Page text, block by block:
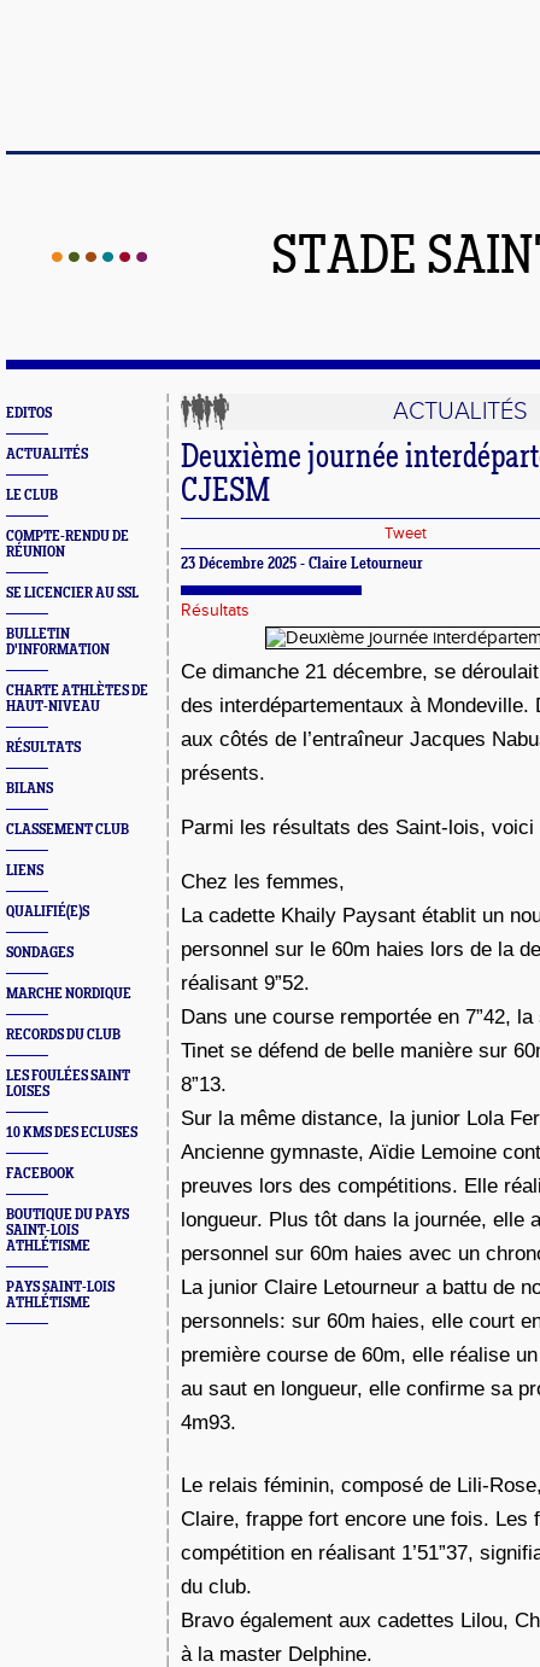
STADE
EDITOS
ACTUALITÉS
LE CLUB
COMPTE-RENDU DE
RÉUNION
SE LICENCIER AU SSL
BULLETIN
D'INFORMATION
CHARTE ATHLÈTES DE
HAUT-NIVEAU
RÉSULTATS
BILANS
CLASSEMENT CLUB
LIENS
QUALIFIÉ(E)S
SONDAGES
MARCHE NORDIQUE
RECORDS DU CLUB
LES FOULÉES SAINT
LOISES
10 KMS DES ECLUSES
FACEBOOK
BOUTIQUE DU PAYS
SAINT-LOIS
ATHLÉTISME
PAYS SAINT-LOIS
ATHLÉTISME
ACTUALITÉS
Deuxième journée
CJESM
Tweet
23 Décembre 2025 - Claire Letourneur
Résultats
Ce dimanche 21 décembre, se
des interdépartementaux à Mondeville.
aux côtés de l’entraîneur Jacques
présents.
Parmi les résultats des Saint-lois,
Chez les femmes,
La cadette Khaily Paysant établit un
personnel sur le 60m haies lors de la
réalisant 9”52.
Dans une course remportée en 7”42,
Tinet se défend de belle manière sur
8”13.
Sur la même distance, la junior Lola
Ancienne gymnaste, Aïdie Lemoine
preuves lors des compétitions. Elle
longueur. Plus tôt dans la journée, elle
personnel sur 60m haies avec un
La junior Claire Letourneur a battu de
personnels: sur 60m haies, elle court
première course de 60m, elle réalise
au saut en longueur, elle confirme sa
4m93.
Le relais féminin, composé de Lili-
Claire, frappe fort encore une fois. Les
compétition en réalisant 1’51”37,
du club.
Bravo également aux cadettes Lilou,
à la master Delphine.